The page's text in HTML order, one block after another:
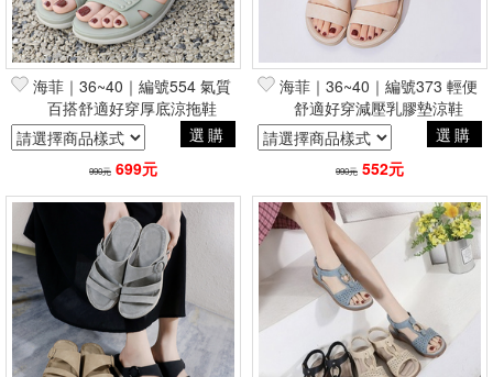
海菲｜36~40｜編號554 氣質
百搭舒適好穿厚底涼拖鞋
選購
990元 699元
海菲｜36~40｜編號373 輕便
舒適好穿減壓乳膠墊涼鞋
選購
990元 552元